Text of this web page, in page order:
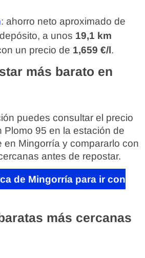
: ahorro neto aproximado de
a unos 19,1 km
un precio de 1,659 €/l.
más barato en
puedes consultar el precio
Plomo 95 en la estación de
en Mingorría y compararlo con
antes de repostar.
de Mingorría para ir con
más cercanas